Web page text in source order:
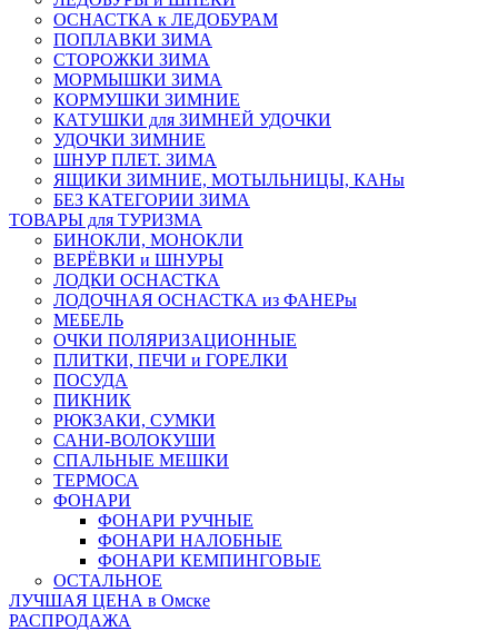
ОСНАСТКА к ЛЕДОБУРАМ
ПОПЛАВКИ ЗИМА
СТОРОЖКИ ЗИМА
МОРМЫШКИ ЗИМА
КОРМУШКИ ЗИМНИЕ
КАТУШКИ для ЗИМНЕЙ УДОЧКИ
УДОЧКИ ЗИМНИЕ
ШНУР ПЛЕТ. ЗИМА
ЯЩИКИ ЗИМНИЕ, МОТЫЛЬНИЦЫ, КАНы
БЕЗ КАТЕГОРИИ ЗИМА
ТОВАРЫ для ТУРИЗМА
БИНОКЛИ, МОНОКЛИ
ВЕРЁВКИ и ШНУРЫ
ЛОДКИ ОСНАСТКА
ЛОДОЧНАЯ ОСНАСТКА из ФАНЕРы
МЕБЕЛЬ
ОЧКИ ПОЛЯРИЗАЦИОННЫЕ
ПЛИТКИ, ПЕЧИ и ГОРЕЛКИ
ПОСУДА
ПИКНИК
РЮКЗАКИ, СУМКИ
САНИ-ВОЛОКУШИ
СПАЛЬНЫЕ МЕШКИ
ТЕРМОСА
ФОНАРИ
ФОНАРИ РУЧНЫЕ
ФОНАРИ НАЛОБНЫЕ
ФОНАРИ КЕМПИНГОВЫЕ
ОСТАЛЬНОЕ
ЛУЧШАЯ ЦЕНА в Омске
РАСПРОДАЖА